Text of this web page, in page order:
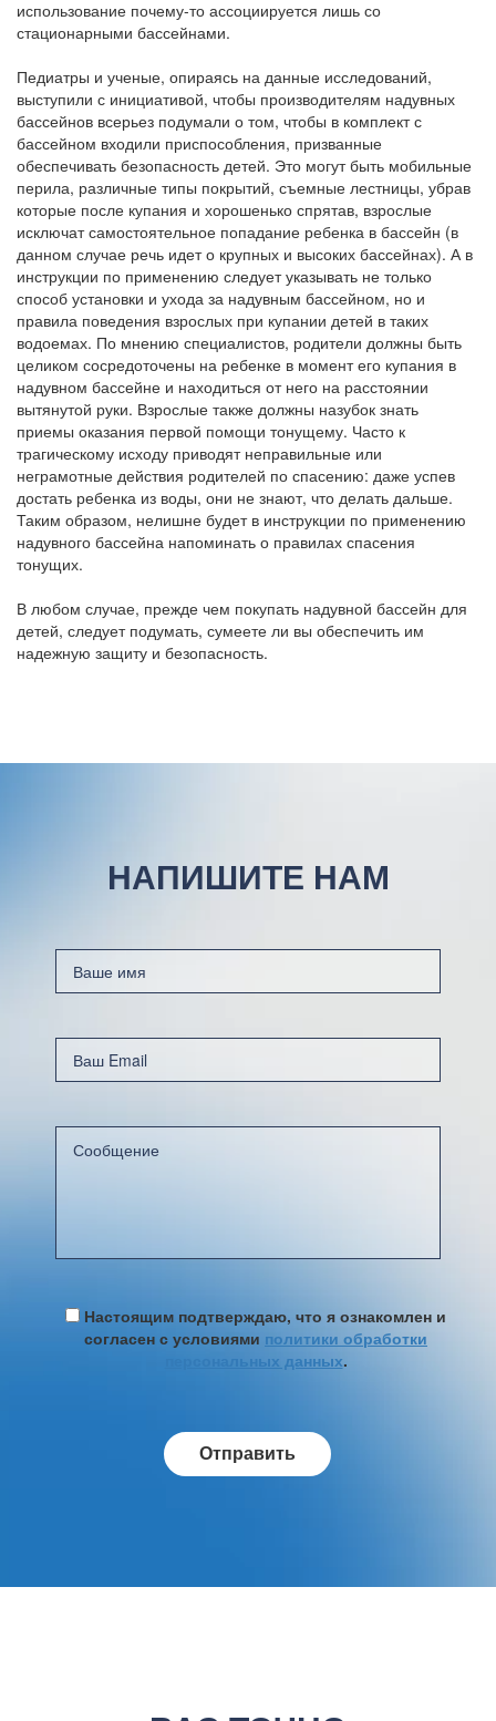
использование почему-то ассоциируется лишь со
стационарными бассейнами.
Педиатры и ученые, опираясь на данные исследований,
выступили с инициативой, чтобы производителям надувных
бассейнов всерьез подумали о том, чтобы в комплект с
бассейном входили приспособления, призванные
обеспечивать безопасность детей. Это могут быть мобильные
перила, различные типы покрытий, съемные лестницы, убрав
которые после купания и хорошенько спрятав, взрослые
исключат самостоятельное попадание ребенка в бассейн (в
данном случае речь идет о крупных и высоких бассейнах). А в
инструкции по применению следует указывать не только
способ установки и ухода за надувным бассейном, но и
правила поведения взрослых при купании детей в таких
водоемах. По мнению специалистов, родители должны быть
целиком сосредоточены на ребенке в момент его купания в
надувном бассейне и находиться от него на расстоянии
вытянутой руки. Взрослые также должны назубок знать
приемы оказания первой помощи тонущему. Часто к
трагическому исходу приводят неправильные или
неграмотные действия родителей по спасению: даже успев
достать ребенка из воды, они не знают, что делать дальше.
Таким образом, нелишне будет в инструкции по применению
надувного бассейна напоминать о правилах спасения
тонущих.
В любом случае, прежде чем покупать надувной бассейн для
детей, следует подумать, сумеете ли вы обеспечить им
надежную защиту и безопасность.
НАПИШИТЕ НАМ
Настоящим подтверждаю, что я ознакомлен и
согласен с условиями политики обработки
персональных данных.